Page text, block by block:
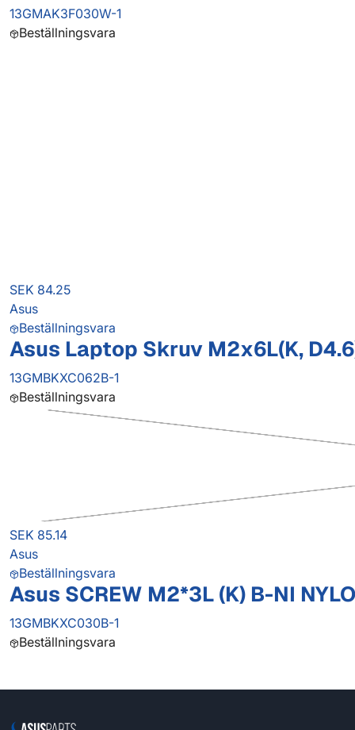
13GMAK3F030W-1
Beställningsvara
SEK 84.25
Asus
Beställningsvara
Asus Laptop Skruv M2x6L(K,
13GMBKXC062B-1
Beställningsvara
SEK 85.14
Asus
Beställningsvara
Asus SCREW M2*3L (K) B-NI
13GMBKXC030B-1
Beställningsvara